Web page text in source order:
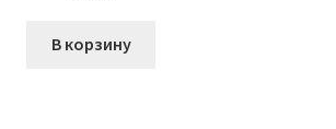
В корзину